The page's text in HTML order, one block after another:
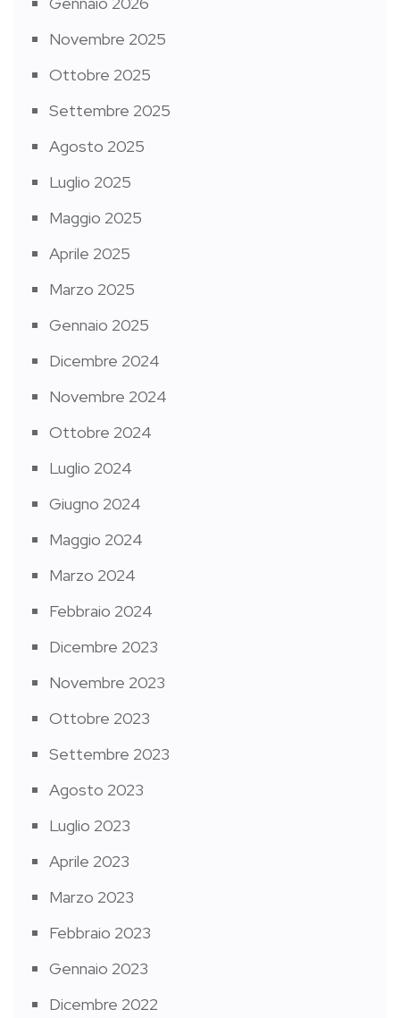
Novembre 2025
Ottobre 2025
Settembre 2025
Agosto 2025
Luglio 2025
Maggio 2025
Aprile 2025
Marzo 2025
Gennaio 2025
Dicembre 2024
Novembre 2024
Ottobre 2024
Luglio 2024
Giugno 2024
Maggio 2024
Marzo 2024
Febbraio 2024
Dicembre 2023
Novembre 2023
Ottobre 2023
Settembre 2023
Agosto 2023
Luglio 2023
Aprile 2023
Marzo 2023
Febbraio 2023
Gennaio 2023
Dicembre 2022